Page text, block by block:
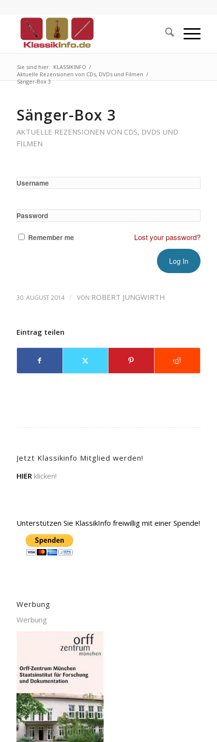
Sie sind hier: KLASSIKINFO /
Aktuelle Rezensionen von CDs, DVDs und Filmen /
Sänger-Box 3
Sänger-Box 3
AKTUELLE REZENSIONEN VON CDS, DVDS UND
FILMEN
Username
Password
Remember me Lost your password?
30. AUGUST 2014 / VON ROBERT JUNGWIRTH
Eintrag teilen
Jetzt Klassikinfo Mitglied werden!
HIER klicken!
Unterstützen Sie KlassikInfo freiwillig mit einer Spende!
Werbung
Werbung